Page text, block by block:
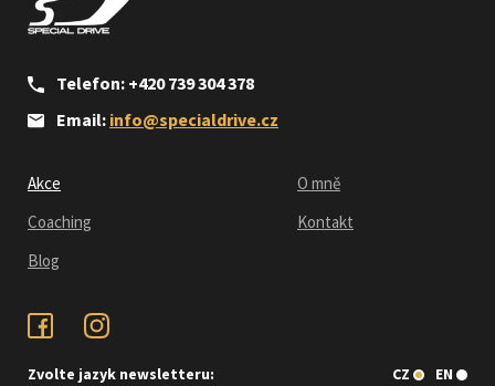
Telefon: +420 739 304 378
Email: info@specialdrive.cz
Akce
Coaching
Blog
O mně
Kontakt
Zvolte jazyk newsletteru: CZ EN